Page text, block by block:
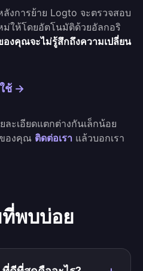
ลังการย้าย Logto จะตรวจสอบ
ให้โดยอัตโนมัติด้วยอัลกอริ
องคุณจะไม่รู้สึกถึงความเปลี่ยน
ช้ →
ละเอียดแตกต่างกันเล็กน้อย
องคุณ ติดต่อเรา แล้วบอกเรา
พบบ่อย